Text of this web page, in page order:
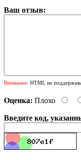
Ваш отзыв:
Внимание: HTML не
Оценка: Плохо
Введите код,